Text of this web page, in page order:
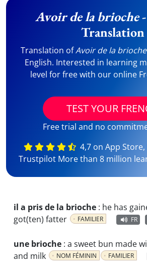
Avoir de la brioche-
Translation
Translation ofAvoir de la brioche
English. Interested in learning
level for free with our online
TEST YOUR
Free trial and no
4,7 on App
Trustpilot More than 8 million
il a pris de la brioche : he has
got(ten) fatter
FAMILIER FR
une brioche : a sweet bun made
and milk
NOM FÉMININ FAMILIER